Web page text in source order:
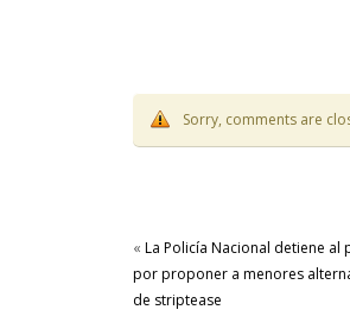
Sorry, comments are
« La Policía Nacional detiene
por proponer a menores
de striptease